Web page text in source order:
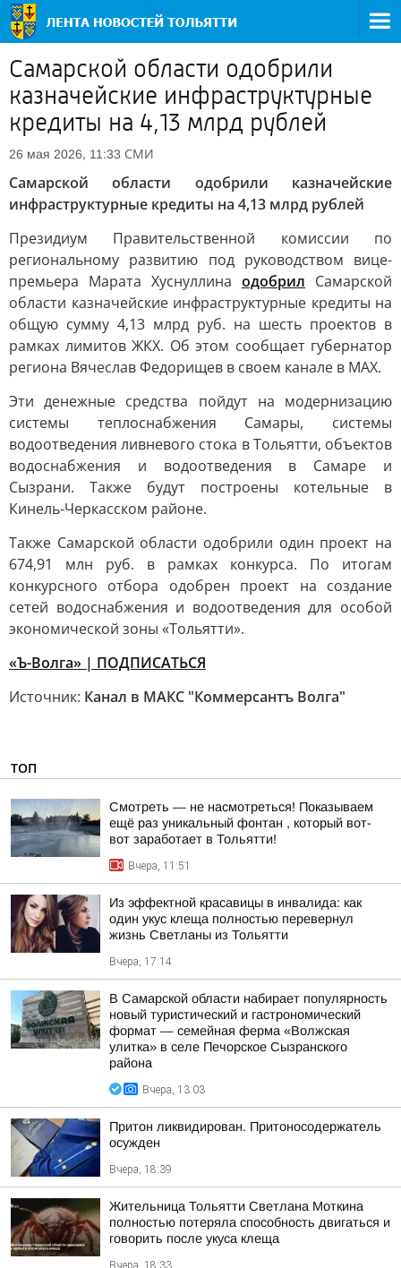
Самарской области одобрили
казначейские инфраструктурные
кредиты на 4,13 млрд рублей
26 мая 2026, 11:33 СМИ
Самарской области одобрили казначейские
инфраструктурные кредиты на 4,13 млрд рублей
Президиум Правительственной комиссии по
региональному развитию под руководством вице-
премьера Марата Хуснуллина одобрил Самарской
области казначейские инфраструктурные кредиты на
общую сумму 4,13 млрд руб. на шесть проектов в
рамках лимитов ЖКХ. Об этом сообщает губернатор
региона Вячеслав Федорищев в своем канале в MAX.
Эти денежные средства пойдут на модернизацию
системы теплоснабжения Самары, системы
водоотведения ливневого стока в Тольятти, объектов
водоснабжения и водоотведения в Самаре и
Сызрани. Также будут построены котельные в
Кинель-Черкасском районе.
Также Самарской области одобрили один проект на
674,91 млн руб. в рамках конкурса. По итогам
конкурсного отбора одобрен проект на создание
сетей водоснабжения и водоотведения для особой
экономической зоны «Тольятти».
«Ъ-Волга» | ПОДПИСАТЬСЯ
Источник: Канал в МАКС "Коммерсантъ Волга"
ТОП
Смотреть — не насмотреться! Показываем
ещё раз уникальный фонтан , который вот-
вот заработает в Тольятти!
Вчера, 11:51
Из эффектной красавицы в инвалида: как
один укус клеща полностью перевернул
жизнь Светланы из Тольятти
Вчера, 17:14
В Самарской области набирает популярность
новый туристический и гастрономический
формат — семейная ферма «Волжская
улитка» в селе Печорское Сызранского
района
Вчера, 13:03
Притон ликвидирован. Притоносодержатель
осужден
Вчера, 18:39
Жительница Тольятти Светлана Моткина
полностью потеряла способность двигаться и
говорить после укуса клеща
Вчера, 18:33